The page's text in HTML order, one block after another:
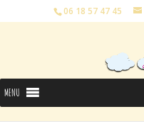
06 18 57 47 45
MENU